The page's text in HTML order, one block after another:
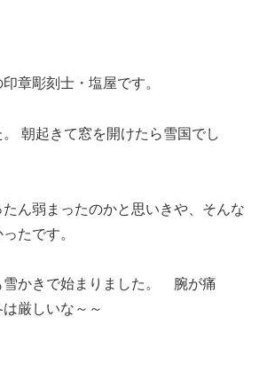
章彫刻士・塩屋です。
朝起きて窓を開けたら雪国でし
ん弱まったのかと思いきや、そんな
たです。
雪かきで始まりました。 腕が痛
厳しいな～～